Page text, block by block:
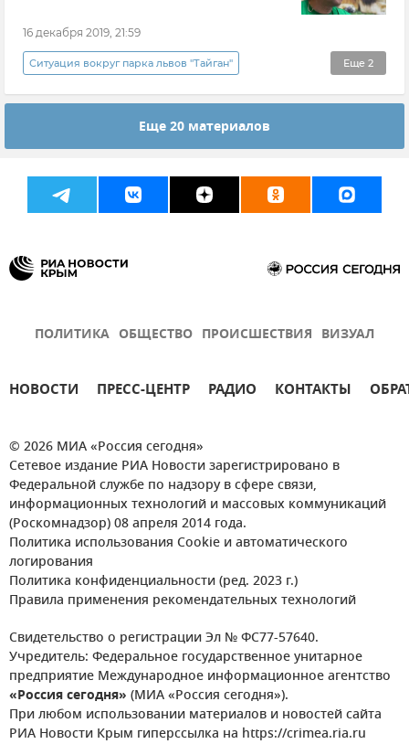
16 декабря 2019, 21:59
Еще 2
Ситуация вокруг парка львов "Тайган"
Общество Новости
Еще 20 материалов
ПОЛИТИКА ОБЩЕСТВО ПРОИСШЕСТВИЯ ВИЗУАЛ
НОВОСТИ ПРЕСС-ЦЕНТР РАДИО КОНТАКТЫ
© 2026 МИА «Россия сегодня»
Сетевое издание РИА Новости зарегистрировано в
Федеральной службе по надзору в сфере связи,
информационных технологий и массовых коммуникаций
(Роскомнадзор) 08 апреля 2014 года.
Политика использования Cookie и автоматического
логирования
Политика конфиденциальности (ред. 2023 г.)
Правила применения рекомендательных технологий
Свидетельство о регистрации Эл № ФС77-57640.
Учредитель: Федеральное государственное унитарное
предприятие Международное информационное агентство
«Россия сегодня» (МИА «Россия сегодня»).
При любом использовании материалов и новостей сайта
РИА Новости Крым гиперссылка на https://crimea.ria.ru